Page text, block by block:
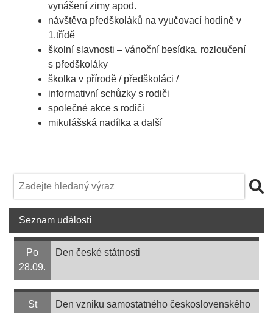
vynášení zimy apod.
návštěva předškoláků na vyučovací hodině v
1.třídě
školní slavnosti – vánoční besídka, rozloučení
s předškoláky
školka v přírodě / předškoláci /
informativní schůzky s rodiči
společné akce s rodiči
mikulášská nadílka a další
Seznam událostí
Po
28.09.
Den české státnosti
St
Den vzniku samostatného československého